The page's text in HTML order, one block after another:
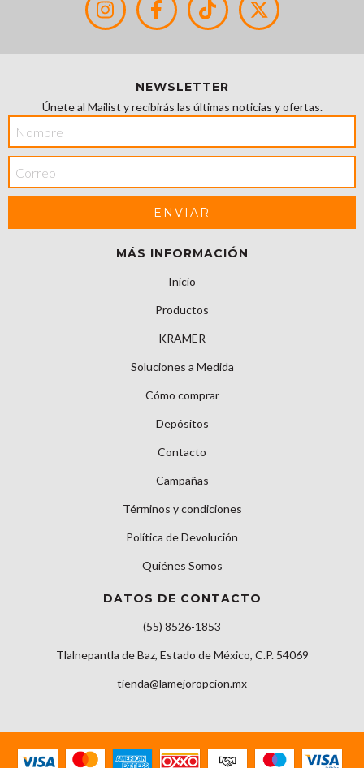
NEWSLETTER
Únete al Mailist y recibirás las últimas noticias y ofertas.
MÁS INFORMACIÓN
Inicio
Productos
KRAMER
Soluciones a Medida
Cómo comprar
Depósitos
Contacto
Campañas
Términos y condiciones
Política de Devolución
Quiénes Somos
DATOS DE CONTACTO
(55) 8526-1853
Tlalnepantla de Baz, Estado de México, C.P. 54069
tienda@lamejoropcion.mx